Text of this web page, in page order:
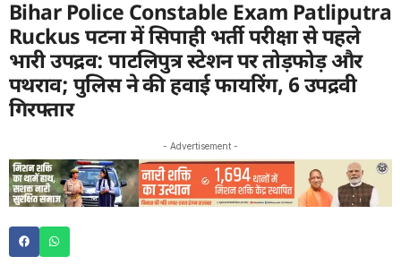
Bihar Police Constable Exam Patliputra
Ruckus पटना में सिपाही भर्ती परीक्षा से पहले
भारी उपद्रव: पाटलिपुत्र स्टेशन पर तोड़फोड़ और
पथराव; पुलिस ने की हवाई फायरिंग, 6 उपद्रवी
गिरफ्तार
- Advertisement -